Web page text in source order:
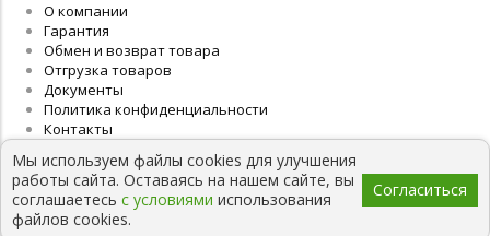
Мы используем файлы cookies для улучшения
работы сайта. Оставаясь на нашем сайте, вы
соглашаетесь с условиями использования
файлов cookies.
Согласиться
О компании
Гарантия
Обмен и возврат товара
Отгрузка товаров
Документы
Политика конфиденциальности
Контакты